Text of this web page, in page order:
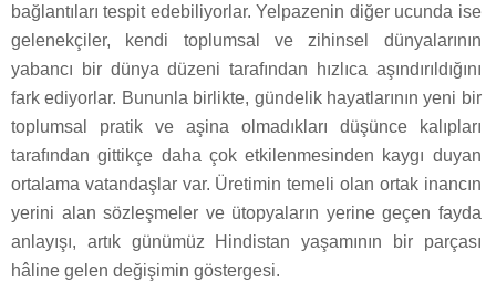
bağlantıları tespit edebiliyorlar. Yelpazenin diğer ucunda ise
gelenekçiler, kendi toplumsal ve zihinsel dünyalarının
yabancı bir dünya düzeni tarafından hızlıca aşındırıldığını
fark ediyorlar. Bununla birlikte, gündelik hayatlarının yeni bir
toplumsal pratik ve aşina olmadıkları düşünce kalıpları
tarafından gittikçe daha çok etkilenmesinden kaygı duyan
ortalama vatandaşlar var. Üretimin temeli olan ortak inancın
yerini alan sözleşmeler ve ütopyaların yerine geçen fayda
anlayışı, artık günümüz Hindistan yaşamının bir parçası
hâline gelen değişimin göstergesi.